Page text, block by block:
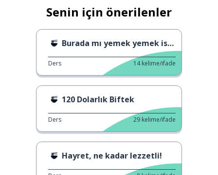
Senin için önerilenler
Burada mı yemek yemek istersiniz yoksa paket mi
Ders 14 kelime/ifade
120 Dolarlık Biftek
Ders 29 kelime/ifade
Hayret, ne kadar lezzetli!